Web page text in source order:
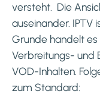
versteht. Die
auseinander. IPTV
Grunde handelt es
Verbreitungs- und
VOD-Inhalten.
zum Standard: